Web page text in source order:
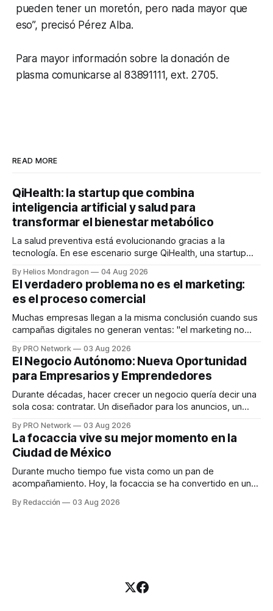
pueden tener un moretón, pero nada mayor que
eso”, precisó Pérez Alba.
Para mayor información sobre la donación de
plasma comunicarse al 83891111, ext. 2705.
READ MORE
QiHealth: la startup que combina
inteligencia artificial y salud para
transformar el bienestar metabólico
La salud preventiva está evolucionando gracias a la
tecnología. En ese escenario surge QiHealth, una startup
dispositivos inteligentes, inteligencia artificial y monitoreo
en tiempo real para ayudar a las personas a tomar mejores
decisiones sobre su salud metabólica. Su propuesta busca
responder
By Helios Mondragon 04 Aug 2026
El verdadero problema no es el marketing:
es el proceso comercial
Muchas empresas llegan a la misma conclusión cuando sus
campañas digitales no generan ventas: "el marketing no
INTERIUS, el problema suele estar en otro lugar. Durante
una entrevista para el podcast SER PRO, el especialista en
marketing digital explicó que
By PRO Network 03 Aug 2026
El Negocio Autónomo: Nueva Oportunidad
para Empresarios y Emprendedores
Durante décadas, hacer crecer un negocio quería decir una
sola cosa: contratar. Un diseñador para los anuncios, un
para los textos, alguien que supiera de publicidad digital
para encontrar prospectos, un vendedor para atender
llamadas y mensajes, y —con suerte— una persona
By PRO Network 03 Aug 2026
La focaccia vive su mejor momento en la
Ciudad de México
Durante mucho tiempo fue vista como un pan de
acompañamiento. Hoy, la focaccia se ha convertido en uno
artesanal, ingredientes de calidad y experiencias que
By Redacción 03 Aug 2026